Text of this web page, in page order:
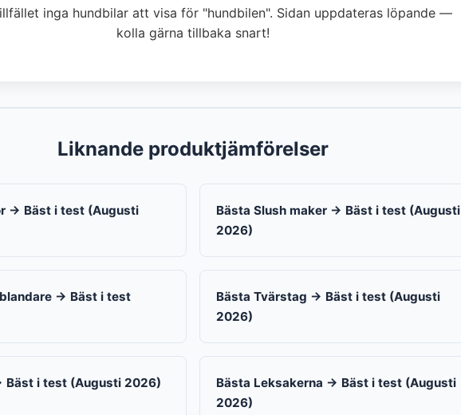
inga hundbilar att visa för "hundbilen". Sidan uppdateras löpande —
kolla gärna tillbaka snart!
Liknande produktjämförelser
→ Bäst i test (Augusti
Bästa Slush maker → Bäst i test (Augusti
2026)
→ Bäst i test
Bästa Tvärstag → Bäst i test (Augusti
2026)
Bäst i test (Augusti 2026)
Bästa Leksakerna → Bäst i test (Augusti
2026)